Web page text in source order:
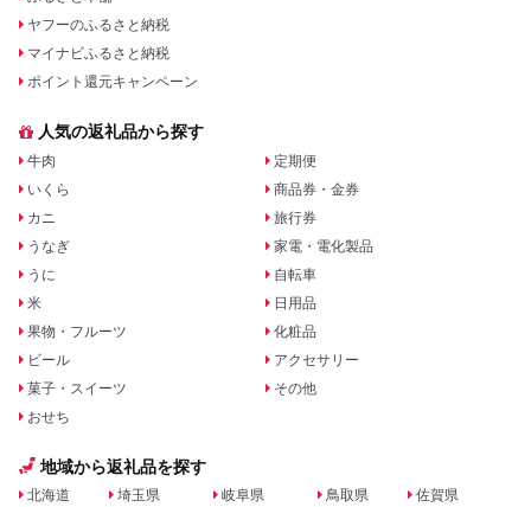
ヤフーのふるさと納税
マイナビふるさと納税
ポイント還元キャンペーン
人気の返礼品から探す
牛肉
いくら
カニ
うなぎ
うに
米
果物・フルーツ
ビール
菓子・スイーツ
おせち
定期便
商品券・金券
旅行券
家電・電化製品
自転車
日用品
化粧品
アクセサリー
その他
地域から返礼品を探す
北海道
埼玉県
岐阜県
鳥取県
佐賀県